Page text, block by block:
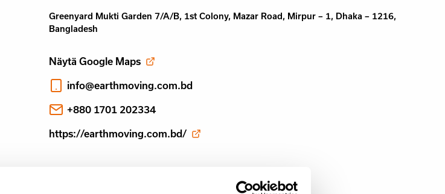
Greenyard Mukti Garden 7/A/B, 1st Colony, Mazar Road, Mirpur – 1, Dhaka – 1216,
Bangladesh
Näytä Google Maps
info@earthmoving.com.bd
+880 1701 202334
https://earthmoving.com.bd/